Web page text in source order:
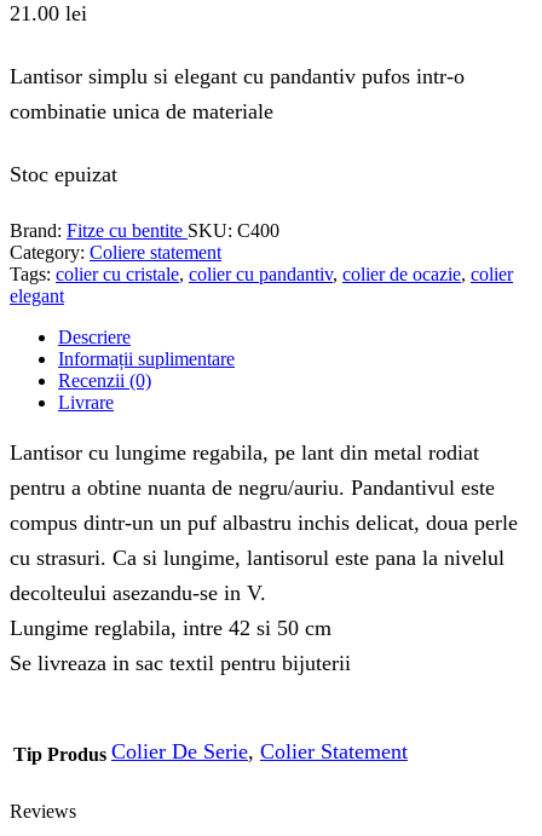
21.00 lei
Lantisor simplu si elegant cu pandantiv pufos intr-o
combinatie unica de materiale
Stoc epuizat
Brand: Fitze cu bentite SKU: C400
Category: Coliere statement
Tags: colier cu cristale, colier cu pandantiv, colier de ocazie, colier
elegant
Descriere
Informații suplimentare
Recenzii (0)
Livrare
Lantisor cu lungime regabila, pe lant din metal rodiat
pentru a obtine nuanta de negru/auriu. Pandantivul este
compus dintr-un un puf albastru inchis delicat, doua perle
cu strasuri. Ca si lungime, lantisorul este pana la nivelul
decolteului asezandu-se in V.
Lungime reglabila, intre 42 si 50 cm
Se livreaza in sac textil pentru bijuterii
Tip Produs Colier De Serie, Colier Statement
Reviews